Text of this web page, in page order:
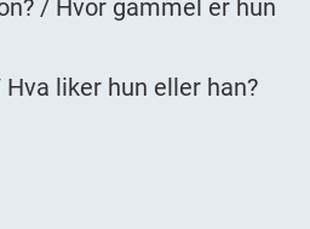
/ Hvor gammel er hun
liker hun eller han?